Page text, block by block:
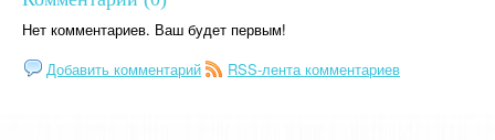
Нет комментариев. Ваш будет первым!
Добавить комментарий
RSS-лента комментариев